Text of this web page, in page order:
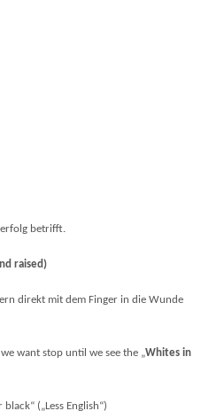
betrifft.
raised)
direkt mit dem Finger in die Wunde
want stop until we see the „Whites in
(„Less English“)